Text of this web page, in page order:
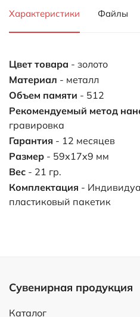
Характеристики Файлы
Цвет товара - золото
Материал - металл
Объем памяти - 512
Рекомендуемый метод
гравировка
Гарантия - 12 месяцев
Размер - 59х17х9 мм
Вес - 21 гр.
Комплектация -
пластиковый пакетик
Сувенирная продукция
Каталог